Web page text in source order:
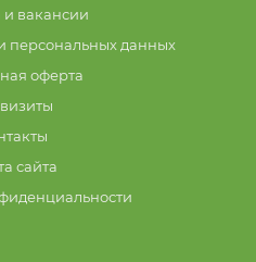
и вакансии
персональных данных
оферта
сайта